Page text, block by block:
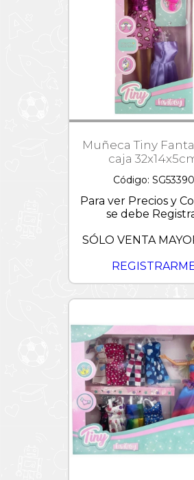
Muñeca Tiny
caja
Código: SG53390
Para ver Precios y
se debe
SÓLO VENTA